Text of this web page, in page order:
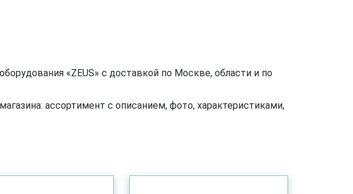
«ZEUS» с доставкой по Москве, области и по
ассортимент с описанием, фото, характеристиками,